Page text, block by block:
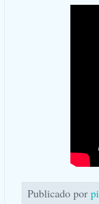
Publicado por